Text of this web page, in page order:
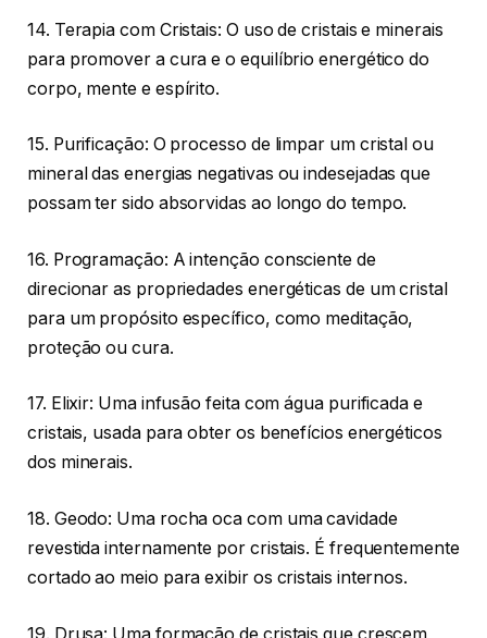
14. Terapia com Cristais: O uso de cristais e minerais
para promover a cura e o equilíbrio energético do
corpo, mente e espírito.
15. Purificação: O processo de limpar um cristal ou
mineral das energias negativas ou indesejadas que
possam ter sido absorvidas ao longo do tempo.
16. Programação: A intenção consciente de
direcionar as propriedades energéticas de um cristal
para um propósito específico, como meditação,
proteção ou cura.
17. Elixir: Uma infusão feita com água purificada e
cristais, usada para obter os benefícios energéticos
dos minerais.
18. Geodo: Uma rocha oca com uma cavidade
revestida internamente por cristais. É frequentemente
cortado ao meio para exibir os cristais internos.
19. Drusa: Uma formação de cristais que crescem